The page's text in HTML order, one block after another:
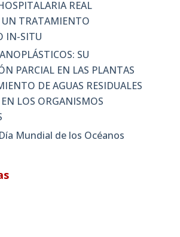
REAL
TRATAMIENTO
IN-SITU
SU
PARCIAL EN LAS PLANTAS
DE AGUAS RESIDUALES
EN LOS ORGANISMOS
Mundial de los Océanos